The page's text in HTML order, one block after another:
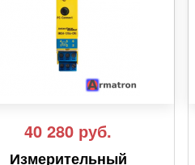
40 280 руб.
Измерительный